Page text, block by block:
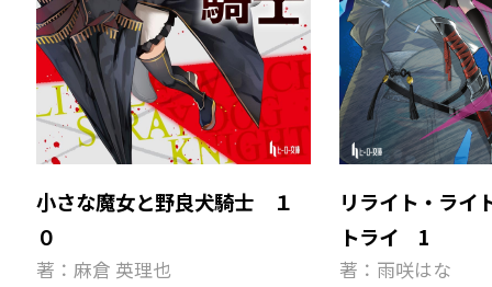
小さな魔女と野良犬騎士 １
０
著：麻倉 英理也
リライト・ライ
トライ 1
著：雨咲はな